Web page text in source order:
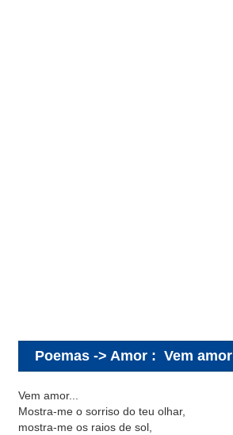
Poemas -> Amor : Vem amor
Vem amor...
Mostra-me o sorriso do teu olhar,
mostra-me os raios de sol,